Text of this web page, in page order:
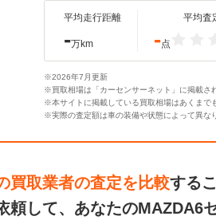
平均走行距離
-万km
平均査
-点
※2026年7月更新
※買取相場は「カーセンサーネット」に掲載さ
※本サイトに掲載している買取相場はあくまで
※実際の査定額は車の装備や状態によって異な
買取業者の査定を比較する
頼して、あなたのMAZDA6